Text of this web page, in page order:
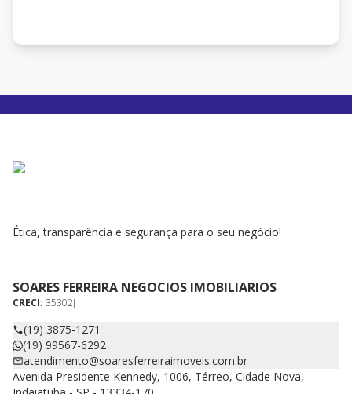
Ética, transparência e segurança para o seu negócio!
SOARES FERREIRA NEGOCIOS IMOBILIARIOS
CRECI: 35302J
(19) 3875-1271
(19) 99567-6292
atendimento@soaresferreiraimoveis.com.br
Avenida Presidente Kennedy, 1006, Térreo, Cidade Nova,